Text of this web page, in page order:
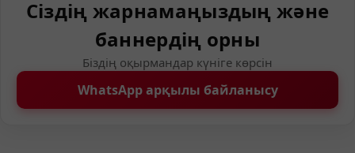
Сіздің жарнамаңыздың және
баннердің орны
Біздің оқырмандар күніге көрсін
WhatsApp арқылы байланысу